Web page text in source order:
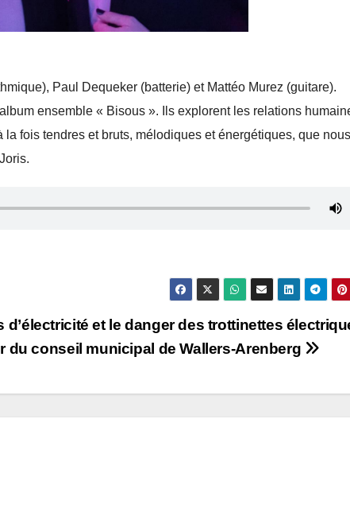
Paul Dequeker (batterie) et Mattéo Murez (guitare).
ensemble « Bisous ». Ils explorent les relations
fois tendres et bruts, mélodiques et énergétiques, que nous
d’électricité et le danger des trottinettes
du conseil municipal de Wallers-Arenberg